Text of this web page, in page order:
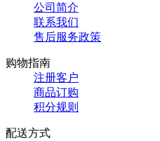
公司简介
联系我们
售后服务政策
购物指南
注册客户
商品订购
积分规则
配送方式